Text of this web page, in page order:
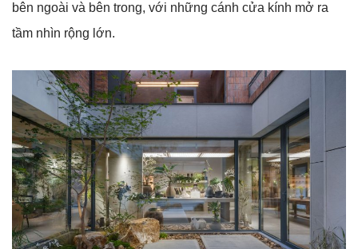
bên ngoài và bên trong, với những cánh cửa kính mở ra
tầm nhìn rộng lớn.